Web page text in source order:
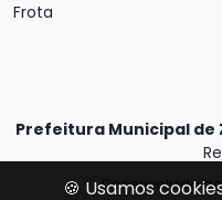
Frota
Prefeitura Municipal de
Desenvolvido
🍪 Usamos